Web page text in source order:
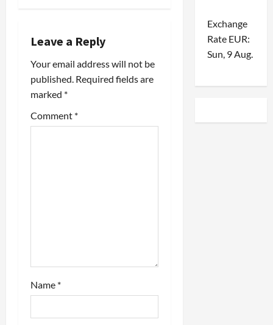
v
i
g
a
Leave a Reply
Your email address will not be
published. Required fields are
marked *
Comment *
Name *
Exchange
Rate EUR:
Sun, 9 Aug.